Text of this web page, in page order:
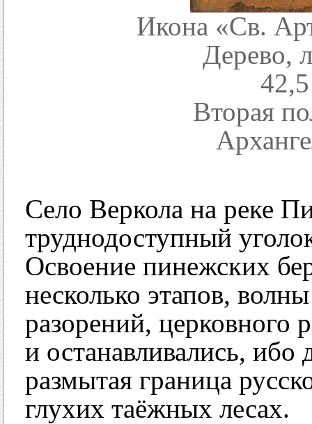
Икона «Св.
Дерево,
Вторая
Село Веркола на реке
труднодоступный
Освоение пинежских
несколько этапов,
разорений, церковного
и останавливались,
размытая граница
глухих таёжных лесах.